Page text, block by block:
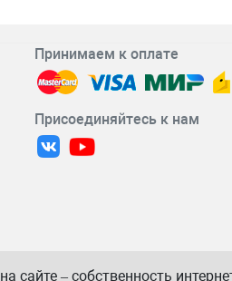
Принимаем к оплате
Присоединяйтесь к нам
– собственность